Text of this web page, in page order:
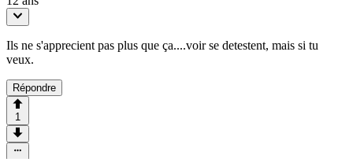
Ils ne s'apprecient pas plus que ça....voir se detestent, mais si tu
veux.
Répondre
1